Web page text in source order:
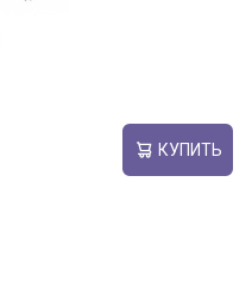
КУПИТЬ